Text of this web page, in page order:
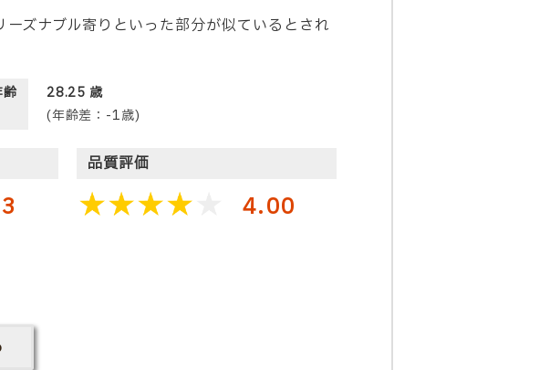
ズナブル寄りといった部分が似ているとされ
齢 28.25 歳
(年齢差：-1歳)
品質評価
4.00